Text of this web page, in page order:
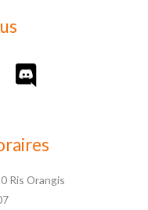
Ris Orangis